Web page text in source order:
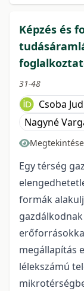
Képzés és
31-48
Csoba
Nagyné
Egy térség
formák
megállapítás
lélekszámú